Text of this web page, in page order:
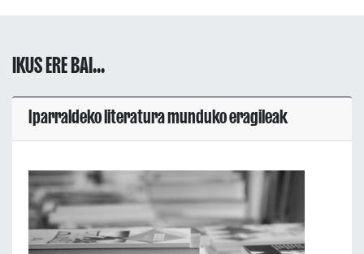
IKUS ERE BAI...
Iparraldeko literatura munduko eragileak